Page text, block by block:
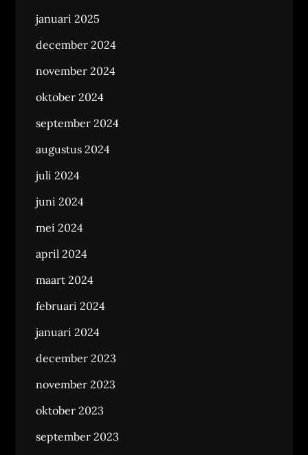
januari 2025
december 2024
november 2024
oktober 2024
september 2024
augustus 2024
juli 2024
juni 2024
mei 2024
april 2024
maart 2024
februari 2024
januari 2024
december 2023
november 2023
oktober 2023
september 2023